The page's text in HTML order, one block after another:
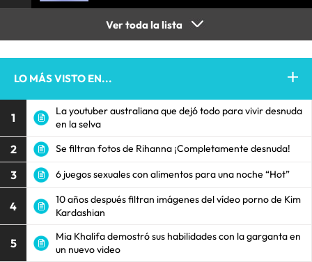
Ver toda la lista
LO MÁS VISTO EN...
1
La youtuber australiana que dejó todo para vivir desnuda
en la selva
2 Se filtran fotos de Rihanna ¡Completamente desnuda!
3 6 juegos sexuales con alimentos para una noche “Hot”
4
10 años después filtran imágenes del vídeo porno de Kim
Kardashian
5
Mia Khalifa demostró sus habilidades con la garganta en
un nuevo video